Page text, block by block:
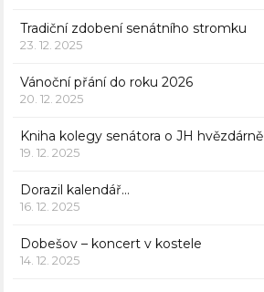
Tradiční zdobení senátního stromku
23. 12. 2025
Vánoční přání do roku 2026
20. 12. 2025
Kniha kolegy senátora o JH hvězdárně
19. 12. 2025
Dorazil kalendář…
16. 12. 2025
Dobešov – koncert v kostele
14. 12. 2025